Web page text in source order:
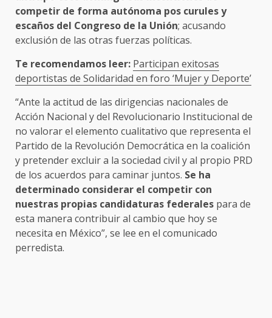
competir de forma autónoma pos curules y
escaños del Congreso de la Unión; acusando
exclusión de las otras fuerzas políticas.
Te recomendamos leer: Participan exitosas
deportistas de Solidaridad en foro ‘Mujer y Deporte’
“Ante la actitud de las dirigencias nacionales de
Acción Nacional y del Revolucionario Institucional de
no valorar el elemento cualitativo que representa el
Partido de la Revolución Democrática en la coalición
y pretender excluir a la sociedad civil y al propio PRD
de los acuerdos para caminar juntos. Se ha
determinado considerar el competir con
nuestras propias candidaturas federales para de
esta manera contribuir al cambio que hoy se
necesita en México”, se lee en el comunicado
perredista.